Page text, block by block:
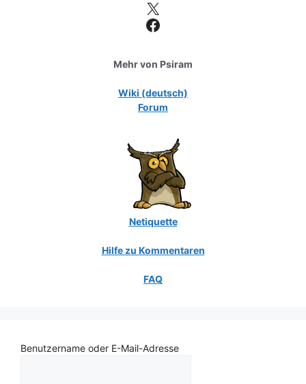
X
Facebook
Mehr von Psiram
Wiki (deutsch)
Forum
Netiquette
Hilfe zu Kommentaren
FAQ
Benutzername oder E-Mail-Adresse